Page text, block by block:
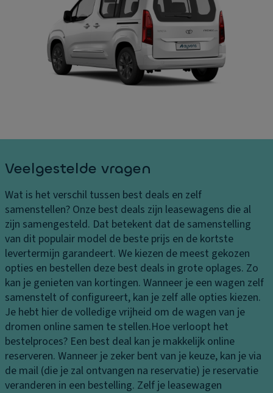
o
a
p
e
n
K
o
pl
a
m
p
b
e
di
e
k
e-
u
p
s
pi
e
g
el
P
ar
k
e
er
h
ul
i
t
e
A
a
n
d
rij
vi
n
g
El
e
kt
r
o
Veelgestelde vragen
Wat is het verschil tussen best deals en zelf
samenstellen? Onze best deals zijn leasewagens die al
zijn samengesteld. Dat betekent dat de samenstelling
van dit populair model de beste prijs en de kortste
levertermijn garandeert. We kiezen de meest gekozen
opties en bestellen deze best deals in grote oplages. Zo
kan je genieten van kortingen. Wanneer je een wagen zelf
samenstelt of configureert, kan je zelf alle opties kiezen.
Je hebt hier de volledige vrijheid om de wagen van je
dromen online samen te stellen.Hoe verloopt het
bestelproces? Een best deal kan je makkelijk online
reserveren. Wanneer je zeker bent van je keuze, kan je via
de mail (die je zal ontvangen na reservatie) je reservatie
veranderen in een bestelling. Zelf je leasewagen